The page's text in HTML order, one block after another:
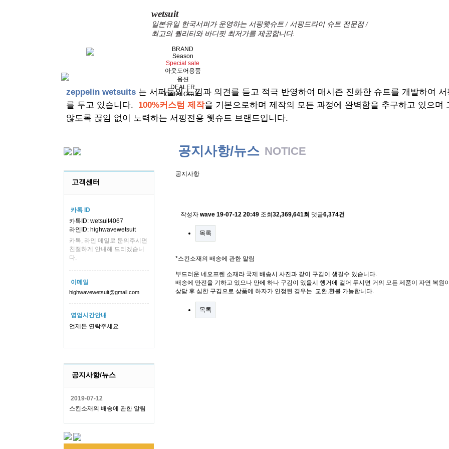
wetsuit
일본유일 한국서퍼가 운영하는 서핑웻슈트 / 서핑드라이 슈트 전문점 /
최고의 퀄리티와 바디핏 최저가를 제공합니다.
BRAND
Season
Special sale
아웃도어용품
옵션
DEALER
CATALOGUE
zeppelin wetsuits 는 서퍼들의 느낌과 의견를 듣고 적극 반영하여 매시즌 진화한 슈트를 개발하여
를 두고 있습니다. 100%커스텀 제작을 기본으로하며 제작의 모든 과정에 완벽함을 추구하고 있으며
않도록 끊임 없이 노력하는 서핑전용 웻슈트 브랜드입니다.
고객센터
카톡 ID
카톡ID: wetsuit4067
라인ID: highwavewetsuit
카톡, 라인 메일로 문의주시면
친절하게 안내해 드리겠습니
다.
이메일
highwavewetsuit@gmail.com
영업시간안내
언제든 연락주세요
공지사항/뉴스
2019-07-12
스킨소재의 배송에 관한 알림
공지사항/뉴스 NOTICE
공지사항
작성자 wave 19-07-12 20:49 조회 32,369,641회 댓글6,374건
목록
*스킨소재의 배송에 관한 알림
부드러운 네오프렌 소재라 국제 배송시 사진과 같이 구김이 생길수 있습니다.
배송에 만전을 기하고 있으나 만에 하나 구김이 있을시 행거에 걸어 두시면 거의 모든 제품이 자연 복원
상담 후 심한 구김으로 상품에 하자가 인정된 경우는 교환,환불 가능합니다.
목록